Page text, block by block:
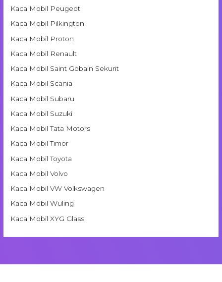
Kaca Mobil Peugeot
Kaca Mobil Pilkington
Kaca Mobil Proton
Kaca Mobil Renault
Kaca Mobil Saint Gobain Sekurit
Kaca Mobil Scania
Kaca Mobil Subaru
Kaca Mobil Suzuki
Kaca Mobil Tata Motors
Kaca Mobil Timor
Kaca Mobil Toyota
Kaca Mobil Volvo
Kaca Mobil VW Volkswagen
Kaca Mobil Wuling
Kaca Mobil XYG Glass